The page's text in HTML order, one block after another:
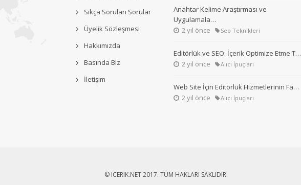
Sıkça Sorulan Sorular
Üyelik Sözleşmesi
Hakkımızda
Basında Biz
İletişim
Anahtar Kelime Araştırması ve
Uygulamala…
2 yıl önce
Seo Teknikleri
Editörlük ve SEO: İçerik Optimize Etme T…
2 yıl önce
Alıcı İpuçları
Web Site İçin Editörlük Hizmetlerinin Fa…
2 yıl önce
Alıcı İpuçları
© ICERIK.NET 2017. TÜM HAKLARI SAKLIDIR.